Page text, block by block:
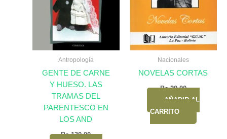
Antropología
GENTE DE CARNE
Y HUESO. LAS
TRAMAS DEL
PARENTESCO EN
LOS AND
Bs.130,00
Nacionales
NOVELAS CORTAS
Bs.20,00
AÑADIR AL
CARRITO